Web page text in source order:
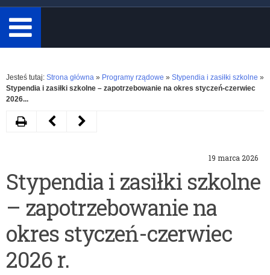
minimum
3
znaki.
Rozwiń
Jesteś tutaj: Strona główna » Programy rządowe » Stypendia i zasiłki szkolne »
Stypendia i zasiłki szkolne – zapotrzebowanie na okres styczeń-czerwiec
2026...
19 marca 2026
Stypendia i zasiłki szkolne
– zapotrzebowanie na
okres styczeń-czerwiec
2026 r.
DrukujNastępny
i
zasiłki
szkolne
–
rozliczenie
Poprzedni
i
zasiłki
dla
uczniów